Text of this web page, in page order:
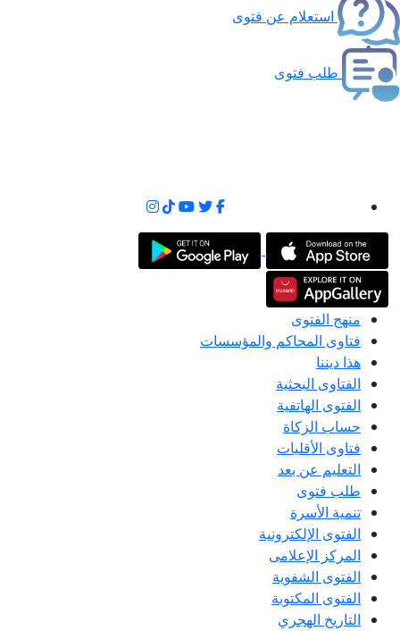
استعلام عن فتوى
طلب فتوى
منهج الفتوى
فتاوى المحاكم والمؤسسات
هذا ديننا
الفتاوى البحثية
الفتوى الهاتفية
حساب الزكاة
فتاوى الأقليات
التعليم عن بعد
طلب فتوى
تنمية الأسرة
الفتوى الإلكترونية
المركز الإعلامى
الفتوى الشفوية
الفتوى المكتوبة
التاريخ الهجري